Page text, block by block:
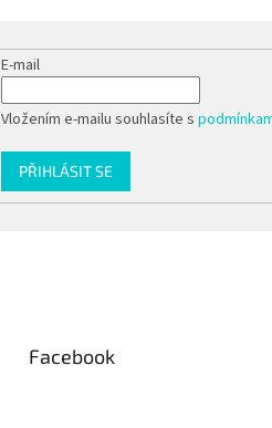
E-mail
Vložením e-mailu souhlasíte s
PŘIHLÁSIT SE
Facebook